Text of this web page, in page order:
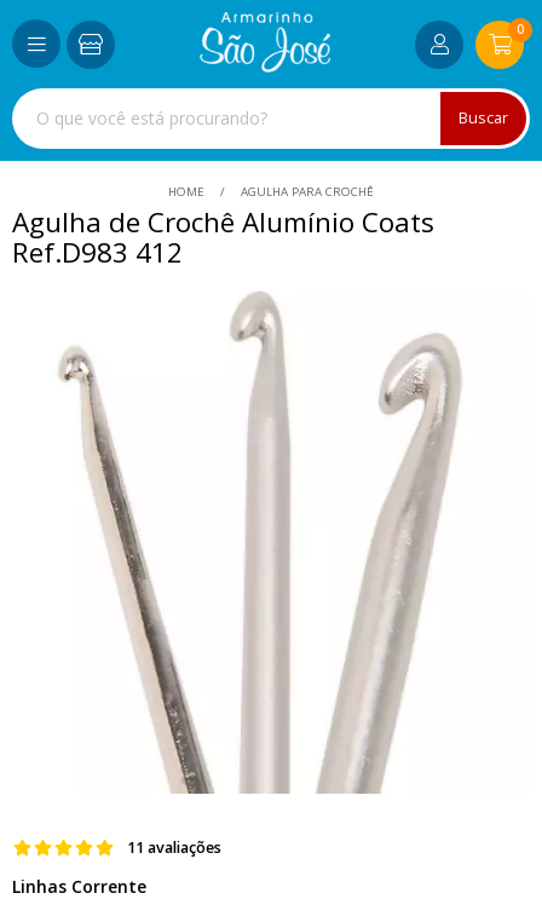
Buscar
0
HOME AGULHA PARA CROCHÊ
Agulha de Crochê Alumínio Coats
Ref.D983 412
11 avaliações
Linhas Corrente